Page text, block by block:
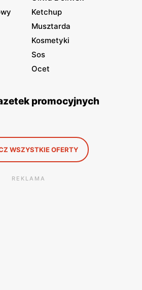
Ketchup
Musztarda
Kosmetyki
Sos
Ocet
promocyjnych
WSZYSTKIE OFERTY
REKLAMA